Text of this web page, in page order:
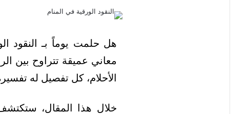
هل حلمت يوماً بـ النقود
معاني عميقة تتراوح بين
الأحلام، كل تفصيل له
خلال هذا المقال، ستكتشف